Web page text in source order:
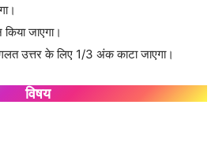
जाएगा।
उत्तर के लिए 1/3 अंक काटा जाएगा।
विषय